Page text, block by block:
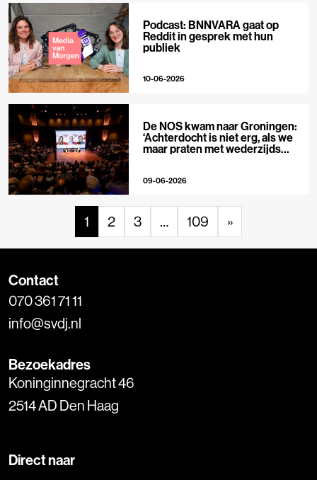
Podcast: BNNVARA gaat op
Reddit in gesprek met hun
publiek
10-06-2026
De NOS kwam naar Groningen:
‘Achterdocht is niet erg, als we
maar praten met wederzijds
09-06-2026
1 2 3 … 109 »
Contact
070 361 71 11
info@svdj.nl
Bezoekadres
Koninginnegracht 46
2514 AD Den Haag
Direct naar